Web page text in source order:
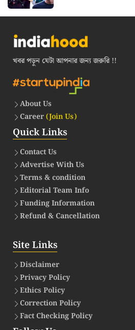
খবর পড়ুন যেটা আপনার জন্য জরুরি !!
About Us
Career(Join Us)
Quick Links
Contact Us
Advertise With Us
Terms & condition
Editorial Team Info
Funding Information
Refund & Cancellation
Site Links
Disclaimer
Privacy Policy
Ethics Policy
Correction Policy
Fact Checking Policy